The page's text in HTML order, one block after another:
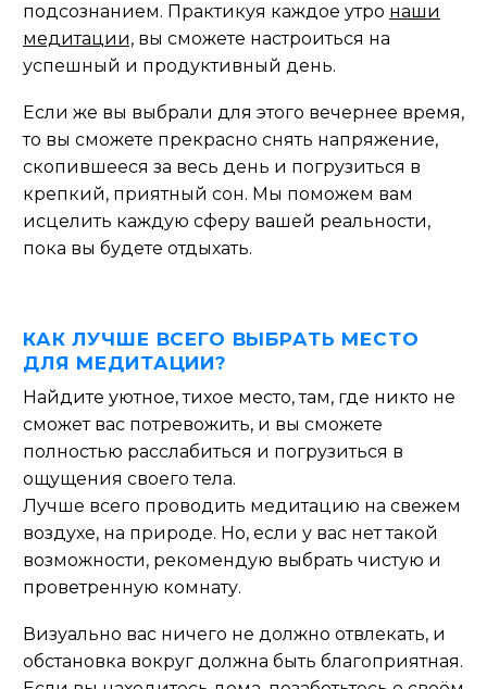
подсознанием. Практикуя каждое утро наши
медитации, вы сможете настроиться на
успешный и продуктивный день.
Если же вы выбрали для этого вечернее время,
то вы сможете прекрасно снять напряжение,
скопившееся за весь день и погрузиться в
крепкий, приятный сон. Мы поможем вам
исцелить каждую сферу вашей реальности,
пока вы будете отдыхать.
КАК ЛУЧШЕ ВСЕГО ВЫБРАТЬ МЕСТО
ДЛЯ МЕДИТАЦИИ?
Найдите уютное, тихое место, там, где никто не
сможет вас потревожить, и вы сможете
полностью расслабиться и погрузиться в
ощущения своего тела.
Лучше всего проводить медитацию на свежем
воздухе, на природе. Но, если у вас нет такой
возможности, рекомендую выбрать чистую и
проветренную комнату.
Визуально вас ничего не должно отвлекать, и
обстановка вокруг должна быть благоприятная.